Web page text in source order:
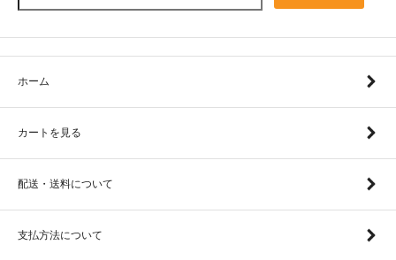
ホーム
カートを見る
配送・送料について
支払方法について